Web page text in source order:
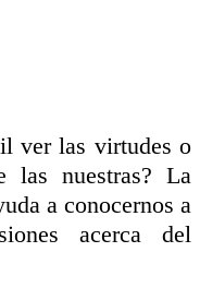
ver las virtudes o
las nuestras? La
a conocernos a
acerca del